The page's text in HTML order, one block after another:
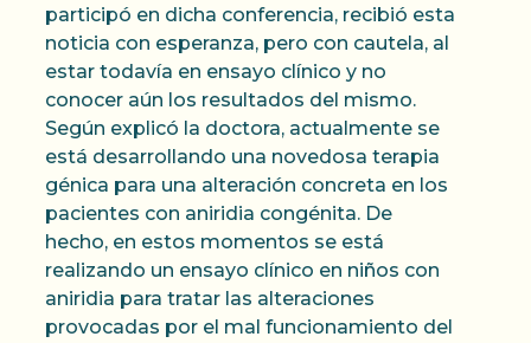
participó en dicha conferencia, recibió esta
noticia con esperanza, pero con cautela, al
estar todavía en ensayo clínico y no
conocer aún los resultados del mismo.
Según explicó la doctora, actualmente se
está desarrollando una novedosa terapia
génica para una alteración concreta en los
pacientes con aniridia congénita. De
hecho, en estos momentos se está
realizando un ensayo clínico en niños con
aniridia para tratar las alteraciones
provocadas por el mal funcionamiento del